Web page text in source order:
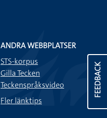
FEEDBACK
ANDRA WEBBPLATSER
STS-korpus
Gilla Tecken
Teckenspråksvideo
Fler länktips